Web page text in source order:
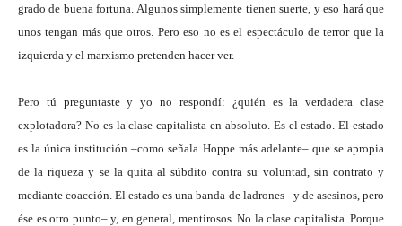
grado de buena fortuna. Algunos simplemente tienen suerte, y eso hará que
unos tengan más que otros. Pero eso no es el espectáculo de terror que la
izquierda y el marxismo pretenden hacer ver.
Pero tú preguntaste y yo no respondí: ¿quién es la verdadera clase
explotadora? No es la clase capitalista en absoluto. Es el estado. El estado
es la única institución –como señala Hoppe más adelante– que se apropia
de la riqueza y se la quita al súbdito contra su voluntad, sin contrato y
mediante coacción. El estado es una banda de ladrones –y de asesinos, pero
ése es otro punto– y, en general, mentirosos. No la clase capitalista. Porque